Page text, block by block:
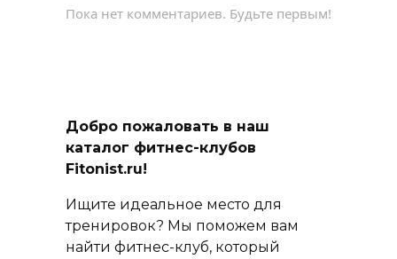
Пока нет комментариев. Будьте первым!
Добро пожаловать в наш
каталог фитнес-клубов
Fitonist.ru!
Ищите идеальное место для
тренировок? Мы поможем вам
найти фитнес-клуб, который